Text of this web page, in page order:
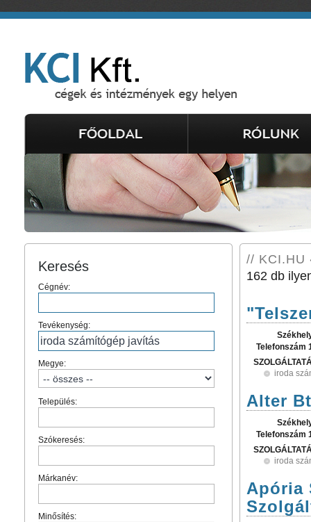
Keresés
Cégnév:
Tevékenység:
Megye:
Település:
Szókeresés:
Márkanév:
Minősítés:
// KCI.HU
162 db
Telefonszám
iroda
Alter
Telefonszám
iroda
Apória